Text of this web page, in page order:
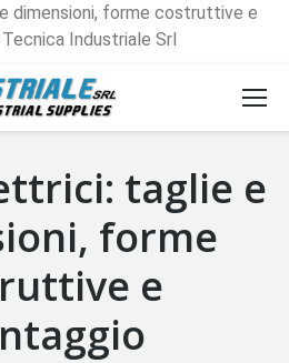
dimensioni, forme costruttive e
Industriale Srl
taglie e
forme
e